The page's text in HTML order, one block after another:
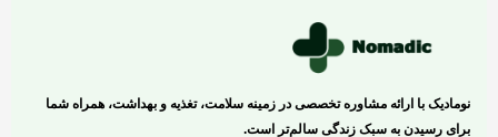
نومادیک با ارائه مشاوره تخصصی در زمینه سلامت، تغذیه و بهداشت، همراه شما
برای رسیدن به سبک زندگی سالم‌تر است.